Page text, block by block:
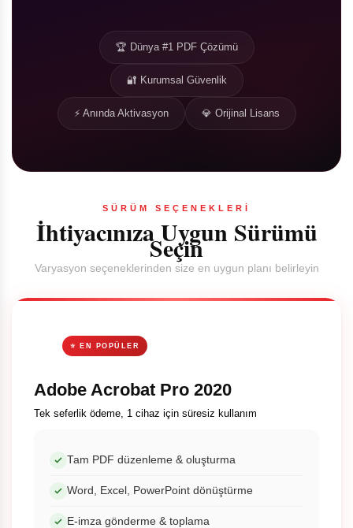
🏆 Dünya #1 PDF Çözümü
🔐 Kurumsal Güvenlik
⚡ Anında Aktivasyon 💎 Orijinal Lisans
SÜRÜM SEÇENEKLERİ
İhtiyacınıza Uygun Sürümü
Seçin
Varyasyon seçeneklerinden size en uygun planı belirleyin
⭐ EN POPÜLER
Adobe Acrobat Pro 2020
Tek seferlik ödeme, 1 cihaz için süresiz kullanım
Tam PDF düzenleme & oluşturma
Word, Excel, PowerPoint dönüştürme
E-imza gönderme & toplama